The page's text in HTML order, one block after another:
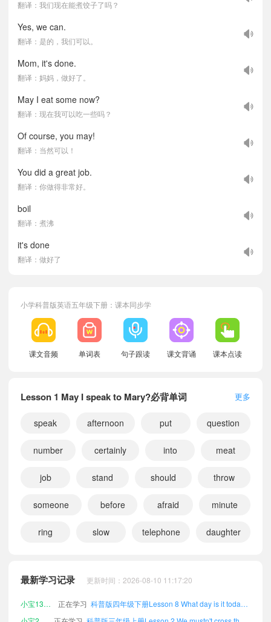
翻译：我们现在能煮饺子了吗？
Yes, we can.
翻译：是的，我们可以。
Mom, it's done.
翻译：妈妈，做好了。
May I eat some now?
翻译：现在我可以吃一些吗？
Of course, you may!
翻译：当然可以！
You did a great job.
翻译：你做得非常好。
boil
翻译：煮沸
it's done
翻译：做好了
小学科普版英语五年级下册：课本同步学
课文音频 单词表 句子跟读 课文背诵 课本点读
Lesson 1 May I speak to Mary?必背单词 更多
speak afternoon put question
number certainly into meat
job stand should throw
someone before afraid minute
ring slow telephone daughter
最新学习记录 更新时间：2026-08-10 11:17:20
小宝538893 正在学习
小宝131630
正在学习
科普版四年级下册Lesson 8 What day is it today?课文朗读